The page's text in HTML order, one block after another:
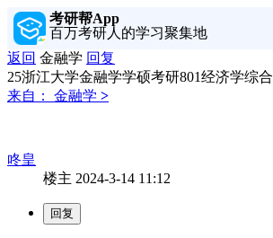
考研帮App
百万考研人的学习聚集地
返回 金融学 回复
25浙江大学金融学学硕考研801经济学综合
来自：
金融学 >
咚皇
楼主 2024-3-14 11:12